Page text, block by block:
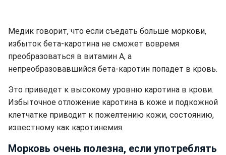
Медик говорит, что если съедать больше моркови,
избыток бета-каротина не сможет вовремя
преобразоваться в витамин А, а
непреобразовавшийся бета-каротин попадет в кровь.
Это приведет к высокому уровню каротина в крови.
Избыточное отложение каротина в коже и подкожной
клетчатке приводит к пожелтению кожи, состоянию,
известному как каротинемия.
Морковь очень полезна, если употреблять